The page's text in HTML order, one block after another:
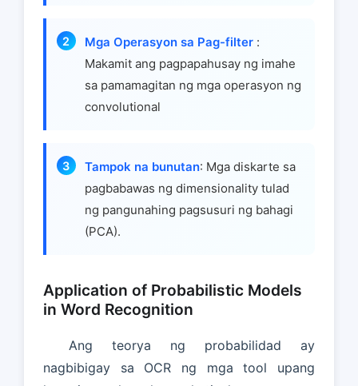
Mga Operasyon sa Pag-filter :
Makamit ang pagpapahusay ng imahe
sa pamamagitan ng mga operasyon ng
convolutional
Tampok na bunutan: Mga diskarte sa
pagbabawas ng dimensionality tulad
ng pangunahing pagsusuri ng bahagi
(PCA).
Application of Probabilistic Models
in Word Recognition
Ang teorya ng probabilidad ay
nagbibigay sa OCR ng mga tool upang